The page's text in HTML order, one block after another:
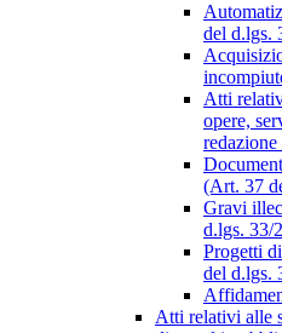
del d.lgs.
Atti
opere,
(Art. 37
Gravi
d.lgs. 33/
Progetti
del d.lgs.
Atti relativi alle